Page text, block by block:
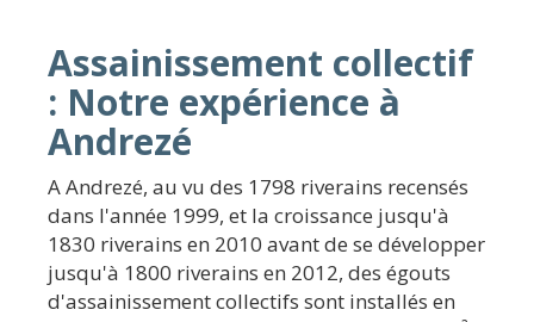
Assainissement collectif
: Notre expérience à
Andrezé
A Andrezé, au vu des 1798 riverains recensés
dans l'année 1999, et la croissance jusqu'à
1830 riverains en 2010 avant de se développer
jusqu'à 1800 riverains en 2012, des égouts
d'assainissement collectifs sont installés en